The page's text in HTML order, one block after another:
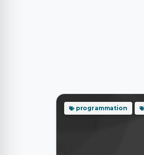
programmation